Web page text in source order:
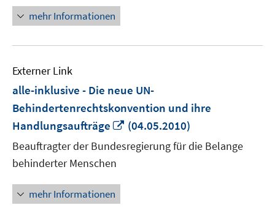
mehr Informationen
Externer Link
alle-inklusive - Die neue UN-
Behindertenrechtskonvention und ihre
Handlungsaufträge
In
neuem
Fenster
(04.05.2010)
Beauftragter der Bundesregierung für die Belange
behinderter Menschen
mehr Informationen